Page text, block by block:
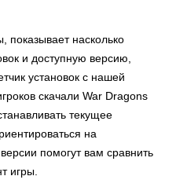
показывает насколько
и доступную версию,
установок с нашей
скачали War Dragons
текущее
на
помогут вам сравнить
игры.